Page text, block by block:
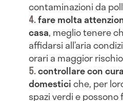
contaminazioni da
fare molta
casa, meglio tenere
affidarsi all’aria
orari a maggior
controllare con
domesticiche, per
spazi verdi e